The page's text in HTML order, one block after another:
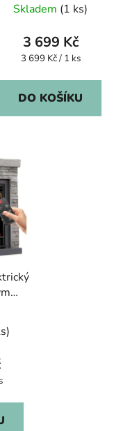
Skladem (1 ks)
3 699 Kč
Měrná
3 699 Kč / 1 ks
DO KOŠÍKU